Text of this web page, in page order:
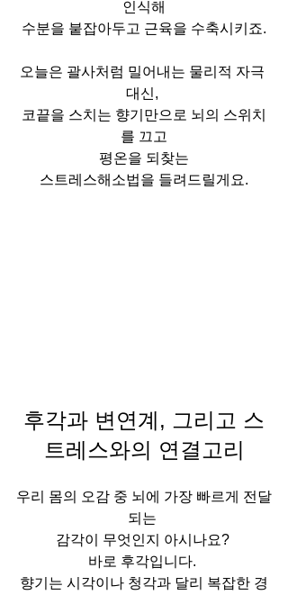
인식해
수분을 붙잡아두고 근육을 수축시키죠.
오늘은 괄사처럼 밀어내는 물리적 자극
대신,
코끝을 스치는 향기만으로 뇌의 스위치
를 끄고
평온을 되찾는
스트레스해소법을 들려드릴게요.
후각과 변연계, 그리고 스
트레스와의 연결고리
우리 몸의 오감 중 뇌에 가장 빠르게 전달
되는
감각이 무엇인지 아시나요?
바로 후각입니다.
향기는 시각이나 청각과 달리 복잡한 경